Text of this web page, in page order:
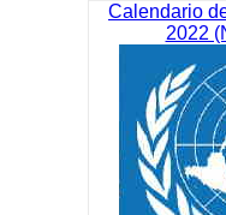
Calendario
2022